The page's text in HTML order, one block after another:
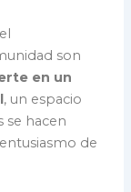
son
en un
, un espacio
se hacen
de